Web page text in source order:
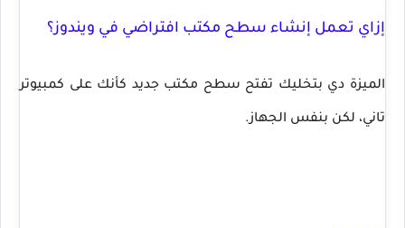
إزاي تعمل إنشاء سطح مكتب افتراضي في ويندوز؟
الميزة دي بتخليك تفتح سطح مكتب جديد كأنك على كمبيوتر
تاني، لكن بنفس الجهاز.